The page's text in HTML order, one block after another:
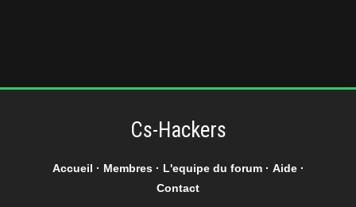
Cs-Hackers
Accueil · Membres· L'equipe du forum· Aide·
Contact